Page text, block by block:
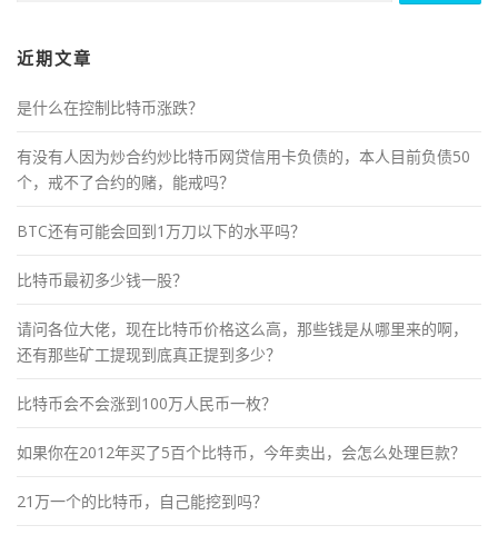
近期文章
是什么在控制比特币涨跌？
有没有人因为炒合约炒比特币网贷信用卡负债的，本人目前负债50
个，戒不了合约的赌，能戒吗？
BTC还有可能会回到1万刀以下的水平吗？
比特币最初多少钱一股？
请问各位大佬，现在比特币价格这么高，那些钱是从哪里来的啊，
还有那些矿工提现到底真正提到多少？
比特币会不会涨到100万人民币一枚？
如果你在2012年买了5百个比特币，今年卖出，会怎么处理巨款？
21万一个的比特币，自己能挖到吗？